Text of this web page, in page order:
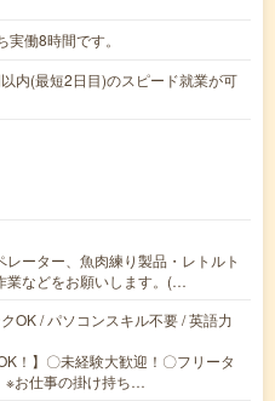
働8時間です。
内(最短2日目)のスピード就業が可
ーター、魚肉練り製品・レトルト
業などをお願いします。(…
OK / パソコンスキル不要 / 英語力
！】〇未経験大歓迎！〇フリータ
お仕事の掛け持ち…